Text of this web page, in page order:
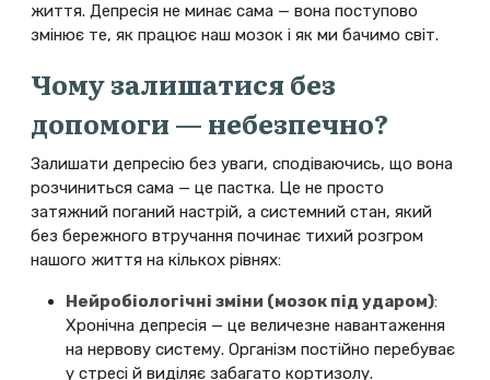
життя. Депресія не минає сама — вона поступово
змінює те, як працює наш мозок і як ми бачимо світ.
Чому залишатися без
допомоги — небезпечно?
Залишати депресію без уваги, сподіваючись, що вона
розчиниться сама — це пастка. Це не просто
затяжний поганий настрій, а системний стан, який
без бережного втручання починає тихий розгром
нашого життя на кількох рівнях:
Нейробіологічні зміни (мозок під ударом):
Хронічна депресія — це величезне навантаження
на нервову систему. Організм постійно перебуває
у стресі й виділяє забагато кортизолу.